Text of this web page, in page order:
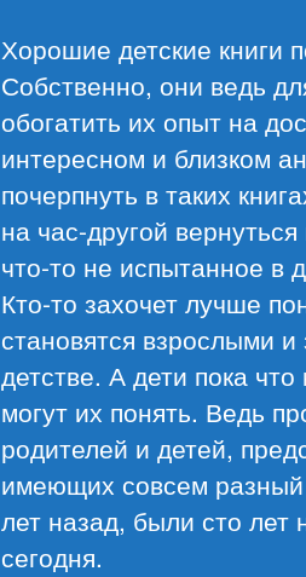
Хорошие детские книги
Собственно, они ведь
обогатить их опыт на
интересном и близком
почерпнуть в таких
на час-другой
что-то не испытанное в
Кто-то захочет лучше
становятся взрослыми
детстве. А дети пока
могут их понять. Ведь
родителей и детей,
имеющих совсем
лет назад, были сто лет
сегодня.